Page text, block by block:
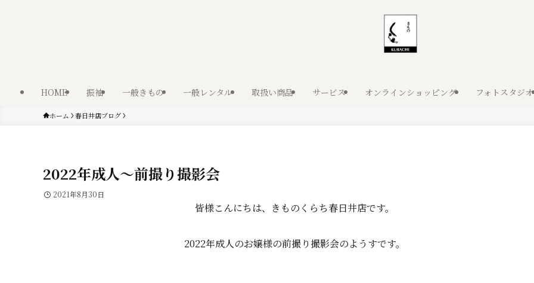
HOME 振袖 一般きもの 一般レンタル 取扱い商品 サービス オンラインショッピング フォトスタジオ
ホーム 春日井店ブログ
2022年成人～前撮り撮影会
2021年8月30日
皆様こんにちは、きものくらち春日井店です。
2022年成人のお嬢様の前撮り撮影会のようすです。